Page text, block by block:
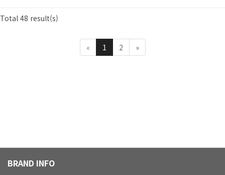
Total 48 result(s)
« 1 2 »
BRAND INFO